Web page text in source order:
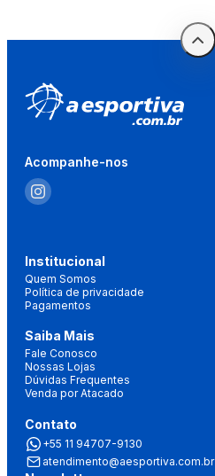
Acompanhe-nos
Institucional
Quem Somos
Política de privacidade
Pagamentos
Saiba Mais
Fale Conosco
Nossas Lojas
Dúvidas Frequentes
Venda por Atacado
Contato
+55 11 94707-9130
atendimento@aesportiva.com.br